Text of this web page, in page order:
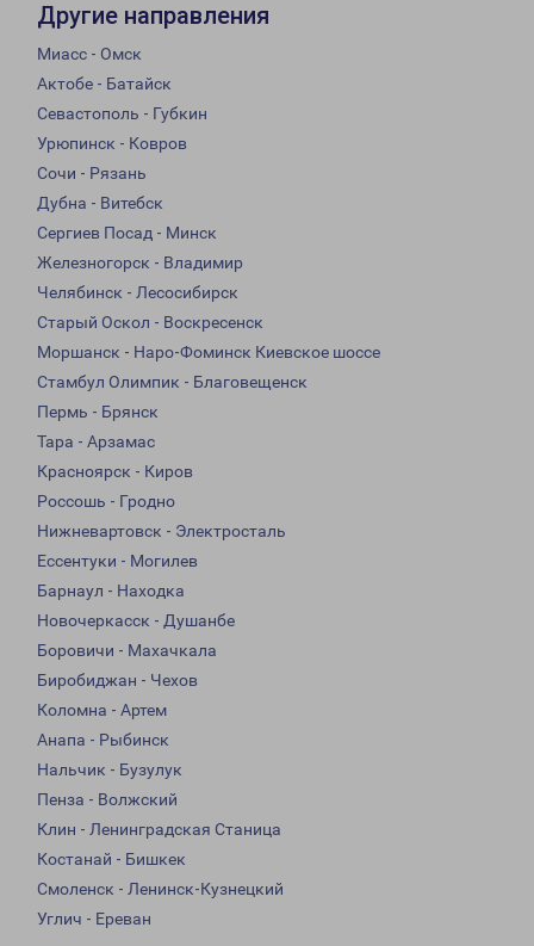
Другие направления
Миасс - Омск
Актобе - Батайск
Севастополь - Губкин
Урюпинск - Ковров
Сочи - Рязань
Дубна - Витебск
Сергиев Посад - Минск
Железногорск - Владимир
Челябинск - Лесосибирск
Старый Оскол - Воскресенск
Моршанск - Наро-Фоминск Киевское шоссе
Стамбул Олимпик - Благовещенск
Пермь - Брянск
Тара - Арзамас
Красноярск - Киров
Россошь - Гродно
Нижневартовск - Электросталь
Ессентуки - Могилев
Барнаул - Находка
Новочеркасск - Душанбе
Боровичи - Махачкала
Биробиджан - Чехов
Коломна - Артем
Анапа - Рыбинск
Нальчик - Бузулук
Пенза - Волжский
Клин - Ленинградская Станица
Костанай - Бишкек
Смоленск - Ленинск-Кузнецкий
Углич - Ереван